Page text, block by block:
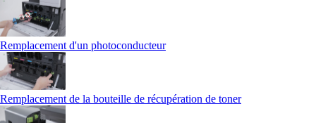
Remplacement d'un photoconducteur
Remplacement de la bouteille de récupération de toner